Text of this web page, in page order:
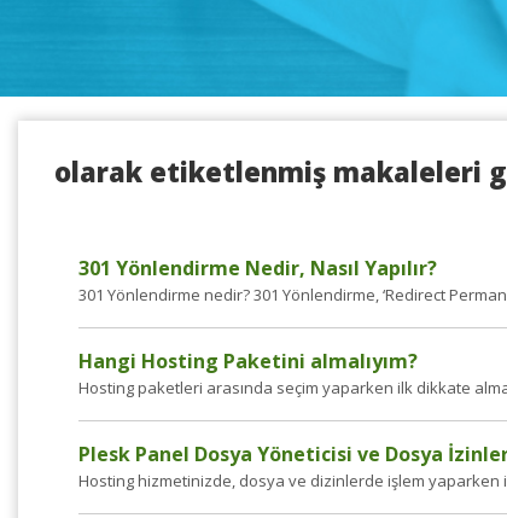
olarak etiketlenmiş makaleleri
301 Yönlendirme Nedir, Nasıl Yapılır?
301 Yönlendirme nedir? 301 Yönlendirme, ‘Redirect
Hangi Hosting Paketini almalıyım?
Hosting paketleri arasında seçim yaparken ilk dikkate
Plesk Panel Dosya Yöneticisi ve Dosya
Hosting hizmetinizde, dosya ve dizinlerde işlem yaparken